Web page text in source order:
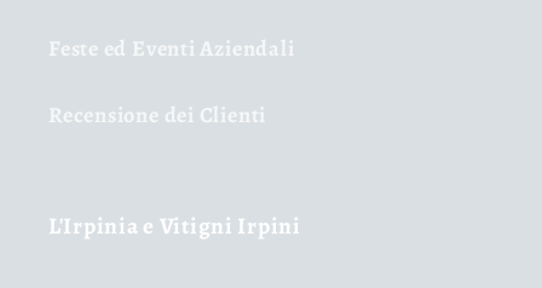
Feste ed Eventi Aziendali
Recensione dei Clienti
L'Irpinia e Vitigni Irpini